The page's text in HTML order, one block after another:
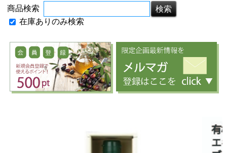
商品検索
在庫ありのみ検索